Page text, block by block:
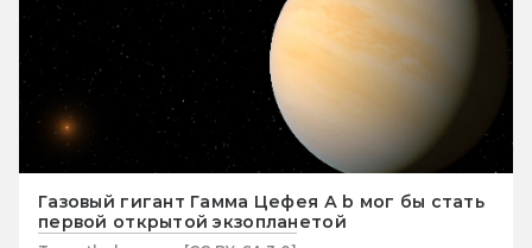
Газовый гигант Гамма Цефея А b мог бы стать
первой открытой экзопланетой